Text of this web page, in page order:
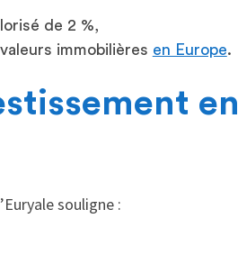
de 2 %,
immobilières en Europe.
en
souligne :